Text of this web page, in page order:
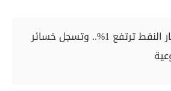
أسعار النفط ترتفع 1%.. وتسجل خسائر